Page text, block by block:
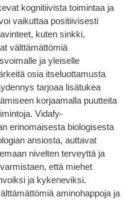
kognitiivista toimintaa ja
vaikuttaa positiivisesti
kuten sinkki,
välttämättömiä
ja yleiselle
osia itseluottamusta
tarjoaa lisätukea
korjaamalla puutteita
Vidafy-
erinomaisesta biologisesta
ansiosta, auttavat
nivelten terveyttä ja
että miehet
ja kykeneviksi.
aminohappoja ja